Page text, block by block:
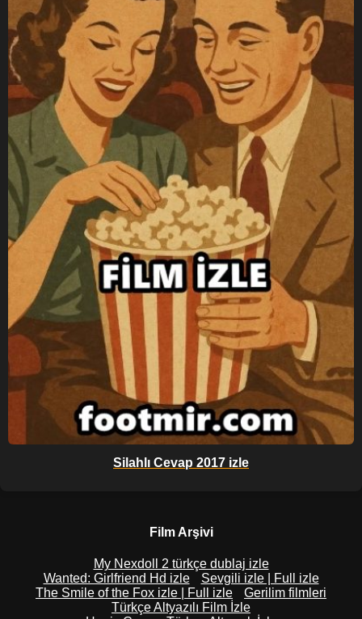
Silahlı Cevap 2017 izle
Film Arşivi
My Nexdoll 2 türkçe dublaj izle
Wanted: Girlfriend Hd izle
Sevgili izle | Full izle
The Smile of the Fox izle | Full izle
Gerilim filmleri
Türkçe Altyazılı Film İzle